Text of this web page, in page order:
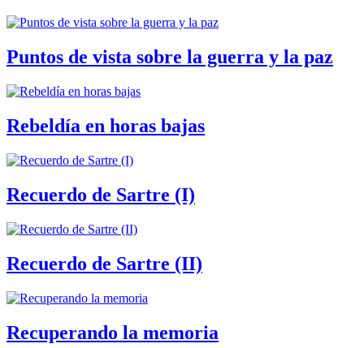
Puntos de vista sobre la guerra y la paz
Rebeldía en horas bajas
Recuerdo de Sartre (I)
Recuerdo de Sartre (II)
Recuperando la memoria